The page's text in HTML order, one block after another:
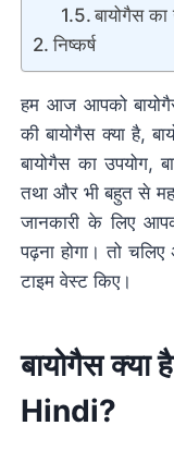
बायोगैस
निष्कर्ष
हम आज आपको
की बायोगैस क्या है,
बायोगैस का उपयोग,
तथा और भी बहुत से
जानकारी के लिए
पढ़ना होगा। तो
टाइम वेस्ट किए।
बायोगैस
Hindi?